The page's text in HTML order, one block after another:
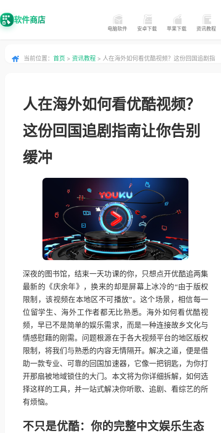
软件商店
电脑软件 安卓下载 苹果下载 资讯教程
当前位置： 首页 > 资讯教程 > 人在海外如何看优酷视频？这份回国追剧指
人在海外如何看优酷视频？
这份回国追剧指南让你告别
缓冲
深夜的图书馆，结束一天功课的你，只想点开优酷追两集
最新的《庆余年》，换来的却是屏幕上冰冷的“由于版权
限制，该视频在本地区不可播放”。这个场景，相信每一
位留学生、海外工作者都无比熟悉。海外如何看优酷视
频，早已不是简单的娱乐需求，而是一种连接故乡文化与
情感慰藉的刚需。问题根源在于各大视频平台的地区版权
限制，将我们与熟悉的内容无情隔开。解决之道，便是借
助一款专业、可靠的回国加速器，它像一把钥匙，为你打
开那扇被地域锁住的大门。本文将为你详细拆解，如何选
择这样的工具，并一站式解决你听歌、追剧、看综艺的所
有烦恼。
不只是优酷：你的完整中文娱乐生态